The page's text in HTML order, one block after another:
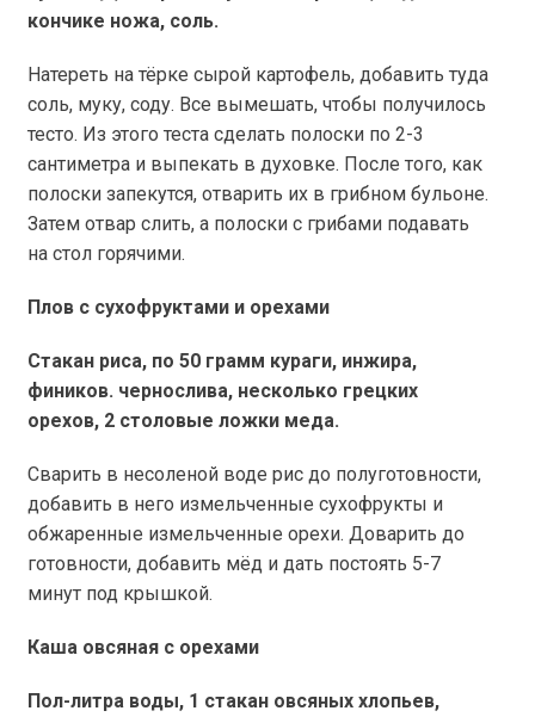
кончике ножа, соль.
Натереть на тёрке сырой картофель, добавить туда
соль, муку, соду. Все вымешать, чтобы получилось
тесто. Из этого теста сделать полоски по 2-3
сантиметра и выпекать в духовке. После того, как
полоски запекутся, отварить их в грибном бульоне.
Затем отвар слить, а полоски с грибами подавать
на стол горячими.
Плов с сухофруктами и орехами
Стакан риса, по 50 грамм кураги, инжира,
фиников. чернослива, несколько грецких
орехов, 2 столовые ложки меда.
Сварить в несоленой воде рис до полуготовности,
добавить в него измельченные сухофрукты и
обжаренные измельченные орехи. Доварить до
готовности, добавить мёд и дать постоять 5-7
минут под крышкой.
Каша овсяная с орехами
Пол-литра воды, 1 стакан овсяных хлопьев,